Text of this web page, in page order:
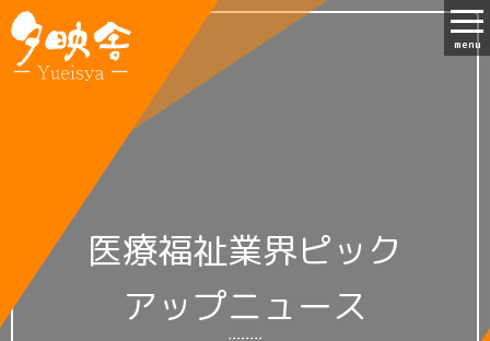
医療福祉業界ピック
アップニュース
menu